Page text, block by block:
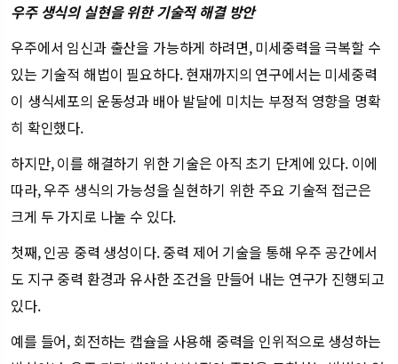
우주 생식의 실현을 위한 기술적 해결 방안
우주에서 임신과 출산을 가능하게 하려면, 미세중력을 극복할 수
있는 기술적 해법이 필요하다. 현재까지의 연구에서는 미세중력
이 생식세포의 운동성과 배아 발달에 미치는 부정적 영향을 명확
히 확인했다.
하지만, 이를 해결하기 위한 기술은 아직 초기 단계에 있다. 이에
따라, 우주 생식의 가능성을 실현하기 위한 주요 기술적 접근은
크게 두 가지로 나눌 수 있다.
첫째, 인공 중력 생성이다. 중력 제어 기술을 통해 우주 공간에서
도 지구 중력 환경과 유사한 조건을 만들어 내는 연구가 진행되고
있다.
예를 들어, 회전하는 캡슐을 사용해 중력을 인위적으로 생성하는